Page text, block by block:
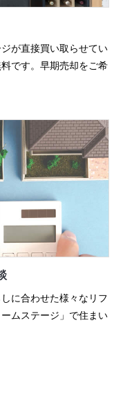
が直接買い取らせてい
です。早期売却をご希
に合わせた様々なリフ
ムステージ」で住まい